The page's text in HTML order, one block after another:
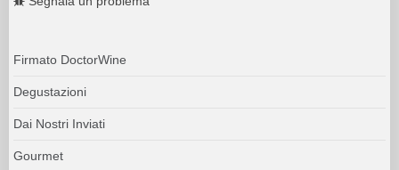
Firmato DoctorWine
Degustazioni
Dai Nostri Inviati
Gourmet